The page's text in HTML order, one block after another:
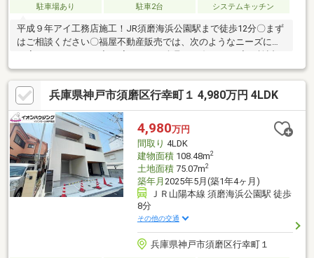
駐車場あり
駐車2台 システムキッチン
平成９年アイ工務店施工！JR須磨海浜公園駅まで徒歩12分〇まず
はご相談ください〇福屋不動産販売では、次のようなニーズにも
らご契約までの一連の流れをご説明します。初めての住まい購入
のご参考にしてください♪◆ 予算を知りたい◆収入や家賃から予
算やローン金額のシミュレーションをします。物件購入の際に不
安となる諸費用や税金のことにお答えします。その他リフォー
ム・住み替えのお悩みなど幅広くお手伝いさせていただきます。
お家さがしをし始めてすぐの方もお気軽にお問合せください♪
兵庫県神戸市須磨区行幸町１ 4,980万円 4LDK
4,980万円
間取り 4LDK
建物面積108.48m2
土地面積75.07m2
築年月 2025年5月(築1年4ヶ月)
ＪＲ山陽本線 須磨海浜公園駅 徒歩
8分
その他の交通
兵庫県神戸市須磨区行幸町１